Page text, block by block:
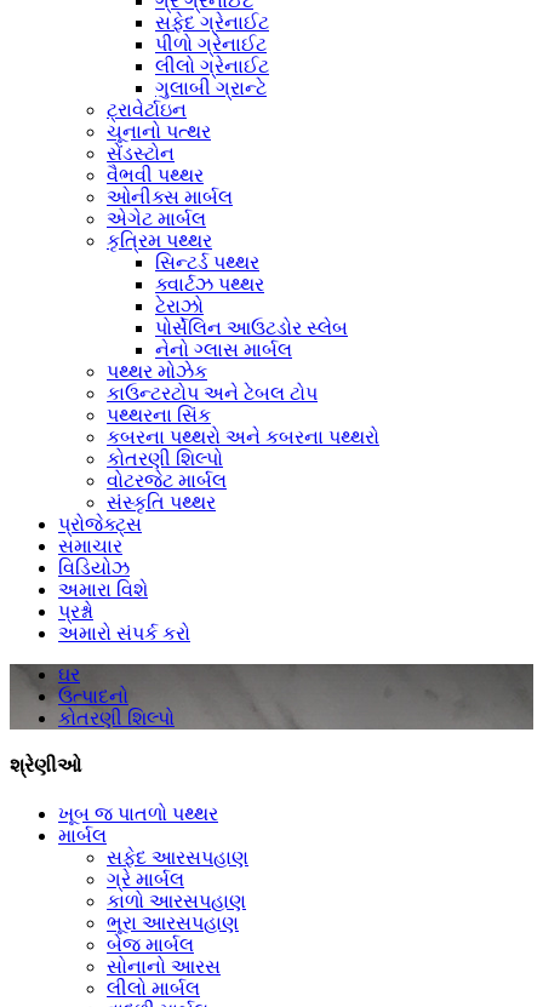
સફેદ ગ્રેનાઈટ
પીળો ગ્રેનાઈટ
લીલો ગ્રેનાઈટ
ગુલાબી ગ્રાન્ટે
ટ્રાવેર્ટાઇન
ચૂનાનો પત્થર
સેંડસ્ટોન
વૈભવી પથ્થર
ઓનીક્સ માર્બલ
એગેટ માર્બલ
કૃત્રિમ પથ્થર
સિન્ટર્ડ પથ્થર
ક્વાર્ટઝ પથ્થર
ટેરાઝો
પોર્સેલિન આઉટડોર સ્લેબ
નેનો ગ્લાસ માર્બલ
પથ્થર મોઝેક
કાઉન્ટરટોપ અને ટેબલ ટોપ
પથ્થરના સિંક
કબરના પથ્થરો અને કબરના પથ્થરો
કોતરણી શિલ્પો
વોટરજેટ માર્બલ
સંસ્કૃતિ પથ્થર
પ્રોજેક્ટ્સ
સમાચાર
વિડિયોઝ
અમારા વિશે
પ્રશ્નો
અમારો સંપર્ક કરો
ઘર
ઉત્પાદનો
કોતરણી શિલ્પો
શ્રેણીઓ
ખૂબ જ પાતળો પથ્થર
માર્બલ
સફેદ આરસપહાણ
ગ્રે માર્બલ
કાળો આરસપહાણ
ભૂરા આરસપહાણ
બેજ માર્બલ
સોનાનો આરસ
લીલો માર્બલ